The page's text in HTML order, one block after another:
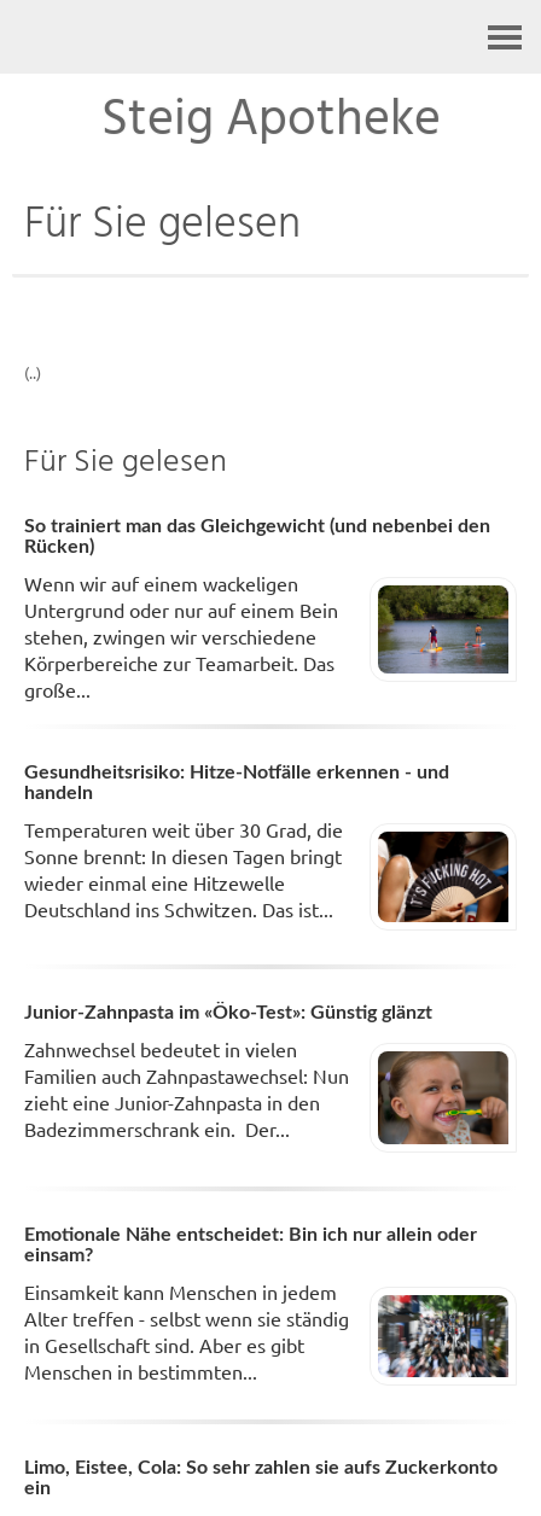
Steig Apotheke
Für Sie gelesen
(..)
Für Sie gelesen
So trainiert man das Gleichgewicht (und nebenbei den
Rücken)
Wenn wir auf einem wackeligen
Untergrund oder nur auf einem Bein
stehen, zwingen wir verschiedene
Körperbereiche zur Teamarbeit. Das
große...
Gesundheitsrisiko: Hitze-Notfälle erkennen - und
handeln
Temperaturen weit über 30 Grad, die
Sonne brennt: In diesen Tagen bringt
wieder einmal eine Hitzewelle
Deutschland ins Schwitzen. Das ist...
Junior-Zahnpasta im «Öko-Test»: Günstig glänzt
Zahnwechsel bedeutet in vielen
Familien auch Zahnpastawechsel: Nun
zieht eine Junior-Zahnpasta in den
Badezimmerschrank ein. Der...
Emotionale Nähe entscheidet: Bin ich nur allein oder
einsam?
Einsamkeit kann Menschen in jedem
Alter treffen - selbst wenn sie ständig
in Gesellschaft sind. Aber es gibt
Menschen in bestimmten...
Limo, Eistee, Cola: So sehr zahlen sie aufs Zuckerkonto
ein